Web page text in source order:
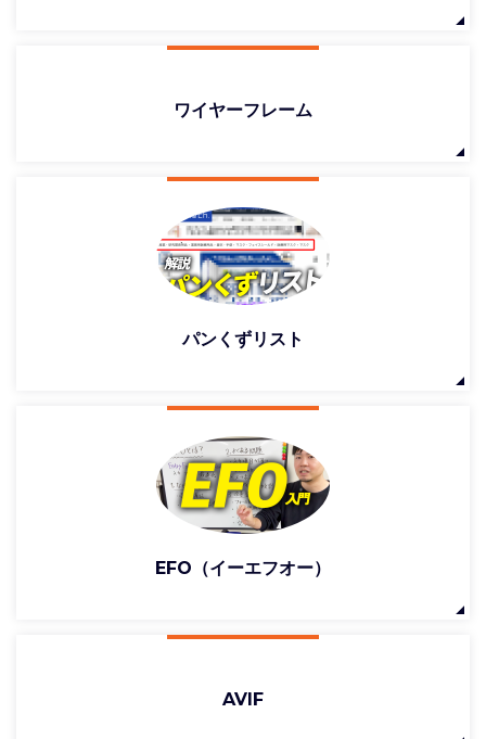
ワイヤーフレーム
パンくずリスト
EFO（イーエフオー）
AVIF